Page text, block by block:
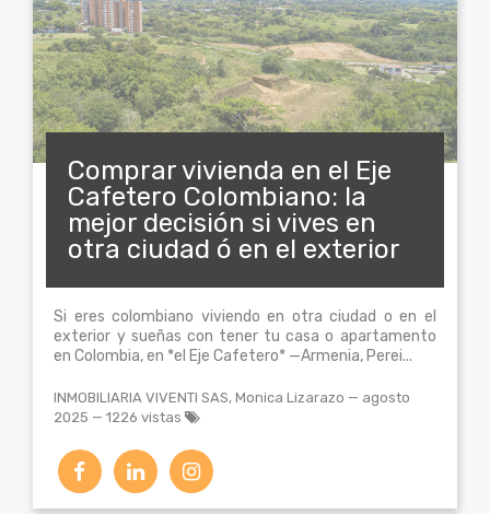
Comprar vivienda en el Eje
Cafetero Colombiano: la
mejor decisión si vives en
otra ciudad ó en el exterior
Si eres colombiano viviendo en otra ciudad o en el
exterior y sueñas con tener tu casa o apartamento
en Colombia, en *el Eje Cafetero* —Armenia, Perei...
INMOBILIARIA VIVENTI SAS, Monica Lizarazo — agosto
2025 — 1226 vistas